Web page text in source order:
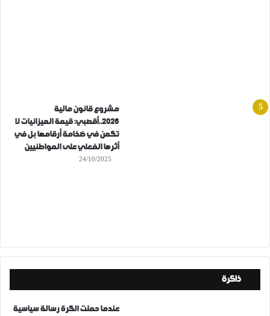
مشروع قانون مالية
2026..أقصبي: قيمة الميزانيات لا
تكمن في ضخامة أرقامها بل في
أثرها الفعلي على المواطنيين
24/10/2025
ذاكرة
عندما حملت الكرة رسالة سياسية